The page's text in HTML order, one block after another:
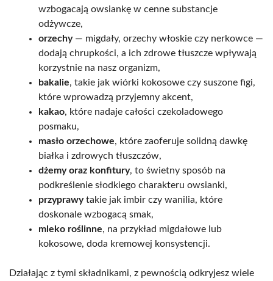
wzbogacają owsiankę w cenne substancje
odżywcze,
orzechy— migdały, orzechy włoskie czy nerkowce —
dodają chrupkości, a ich zdrowe tłuszcze wpływają
korzystnie na nasz organizm,
bakalie, takie jak wiórki kokosowe czy suszone figi,
które wprowadzą przyjemny akcent,
kakao, które nadaje całości czekoladowego
posmaku,
masło orzechowe, które zaoferuje solidną dawkę
białka i zdrowych tłuszczów,
dżemy oraz konfitury, to świetny sposób na
podkreślenie słodkiego charakteru owsianki,
przyprawytakie jak imbir czy wanilia, które
doskonale wzbogacą smak,
mleko roślinne, na przykład migdałowe lub
kokosowe, doda kremowej konsystencji.
Działając z tymi składnikami, z pewnością odkryjesz wiele